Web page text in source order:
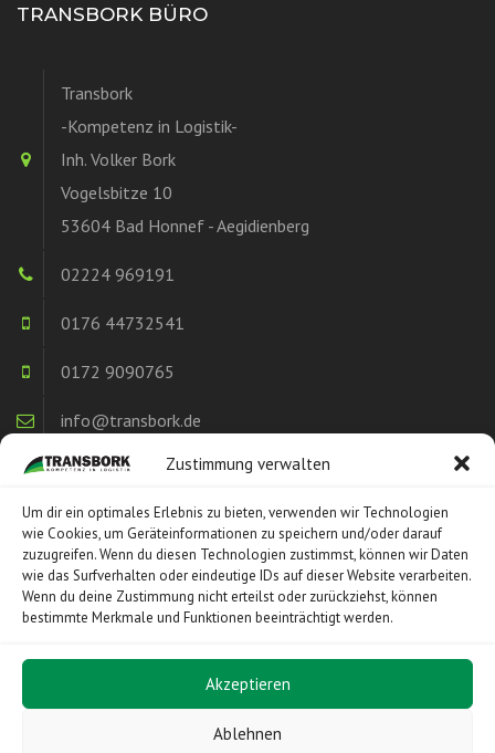
Zustimmung verwalten
Um dir ein optimales Erlebnis zu bieten, verwenden wir Technologien
wie Cookies, um Geräteinformationen zu speichern und/oder darauf
zuzugreifen. Wenn du diesen Technologien zustimmst, können wir Daten
wie das Surfverhalten oder eindeutige IDs auf dieser Website verarbeiten.
Wenn du deine Zustimmung nicht erteilst oder zurückziehst, können
bestimmte Merkmale und Funktionen beeinträchtigt werden.
Akzeptieren
Ablehnen
TRANSBORK BÜRO
Transbork
-Kompetenz in Logistik-
Inh. Volker Bork
Vogelsbitze 10
53604 Bad Honnef - Aegidienberg
02224 969191
0176 44732541
0172 9090765
info@transbork.de
Wir sind 7 Tage die Woche für Sie da. Kontaktieren Sie uns.
Mo-Fr 8-20 Uhr / Sa 10-16 / So 10-12